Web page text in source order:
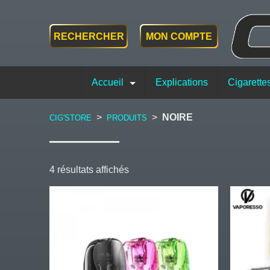
RECHERCHER MON COMPTE
Accueil Explications
CIG'STORE > PRODUITS > NOIRE
4 résultats affichésTrié
plus
ancien
variations.
Ce
produit